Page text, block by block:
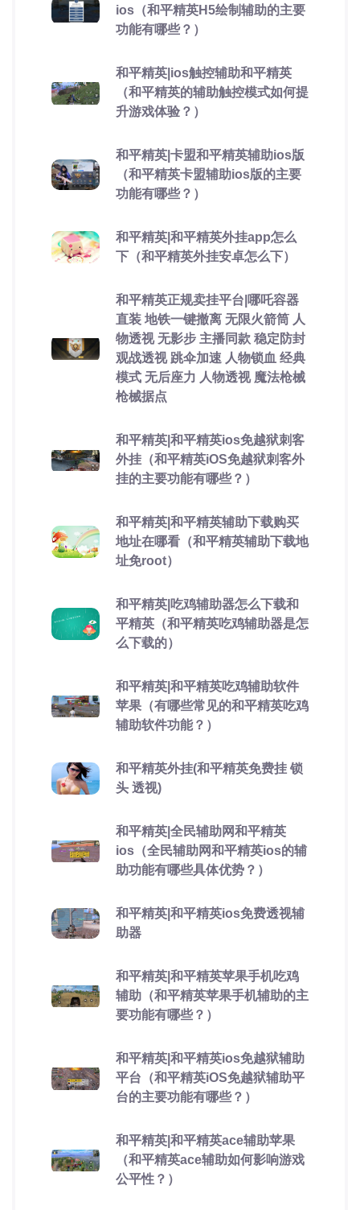
ios（和平精英H5绘制辅助的主要
功能有哪些？）
和平精英|ios触控辅助和平精英
（和平精英的辅助触控模式如何提
升游戏体验？）
和平精英|卡盟和平精英辅助ios版
（和平精英卡盟辅助ios版的主要
功能有哪些？）
和平精英|和平精英外挂app怎么
下（和平精英外挂安卓怎么下）
和平精英正规卖挂平台|哪吒容器
直装 地铁一键撤离 无限火箭筒 人
物透视 无影步 主播同款 稳定防封
观战透视 跳伞加速 人物锁血 经典
模式 无后座力 人物透视 魔法枪械
枪械据点
和平精英|和平精英ios免越狱刺客
外挂（和平精英iOS免越狱刺客外
挂的主要功能有哪些？）
和平精英|和平精英辅助下载购买
地址在哪看（和平精英辅助下载地
址免root）
和平精英|吃鸡辅助器怎么下载和
平精英（和平精英吃鸡辅助器是怎
么下载的）
和平精英|和平精英吃鸡辅助软件
苹果（有哪些常见的和平精英吃鸡
辅助软件功能？）
和平精英外挂(和平精英免费挂 锁
头 透视)
和平精英|全民辅助网和平精英
ios（全民辅助网和平精英ios的辅
助功能有哪些具体优势？）
和平精英|和平精英ios免费透视辅
助器
和平精英|和平精英苹果手机吃鸡
辅助（和平精英苹果手机辅助的主
要功能有哪些？）
和平精英|和平精英ios免越狱辅助
平台（和平精英iOS免越狱辅助平
台的主要功能有哪些？）
和平精英|和平精英ace辅助苹果
（和平精英ace辅助如何影响游戏
公平性？）